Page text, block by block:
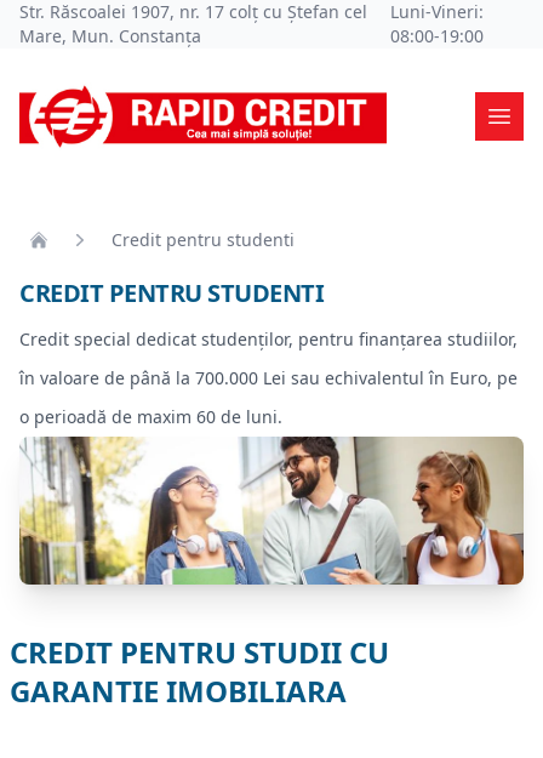
Str. Răscoalei 1907, nr. 17 colț cu Ștefan cel
Mare, Mun. Constanța
Luni-Vineri:
08:00-19:00
Credit pentru studenti
CREDIT PENTRU STUDENTI
Credit special dedicat studenților, pentru finanțarea studiilor,
în valoare de până la 700.000 Lei sau echivalentul în Euro, pe
o perioadă de maxim 60 de luni.
CREDIT PENTRU STUDII CU
GARANTIE IMOBILIARA